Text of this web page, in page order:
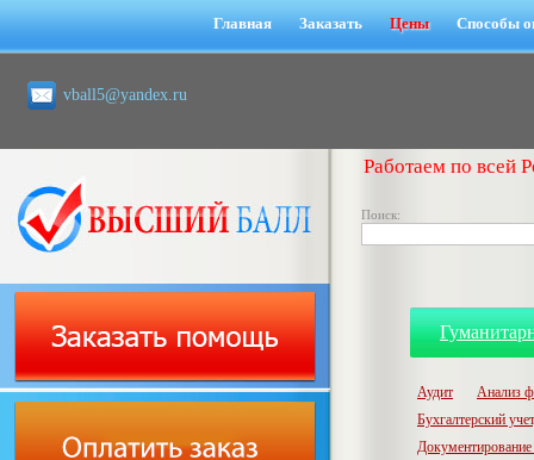
Главная Заказать Цены Способы
vball5@yandex.ru
Работаем по всей
Поиск:
Аудит
Анализ
Бухгалтерский
Документирование